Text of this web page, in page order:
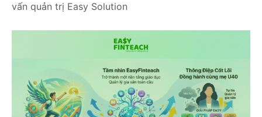
vấn quản trị Easy Solution